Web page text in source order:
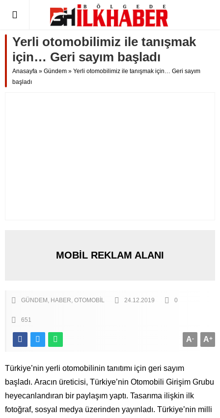
Yerli otomobilimiz ile tanışmak
için… Geri sayım başladı
Anasayfa » Gündem » Yerli otomobilimiz ile tanışmak için… Geri sayım
başladı
MOBİL REKLAM ALANI
GÜNDEM HABER OTOMOBIL 24.12.2019 0
651
A+
A-
Türkiye’nin yerli otomobilinin tanıtımı için geri sayım
başladı. Aracın üreticisi, Türkiye’nin Otomobili Girişim Grubu
heyecanlandıran bir paylaşım yaptı. Tasarıma ilişkin ilk
fotoğraf, sosyal medya üzerinden yayınladı. Türkiye’nin milli